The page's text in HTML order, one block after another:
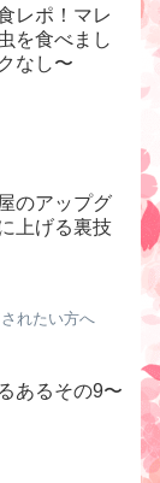
レポ！マレ
を食べまし
なし〜
のアップグ
上げる裏技
れたい方へ
あるその9〜